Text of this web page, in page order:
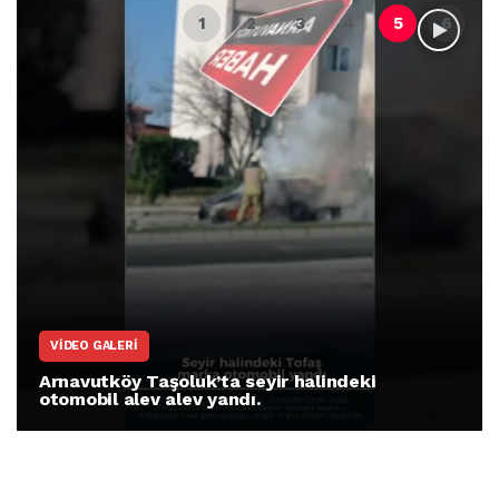
VIDEO GALERI
Arnavutköy Taşoluk’ta seyir halindeki
otomobil alev alev yandı.